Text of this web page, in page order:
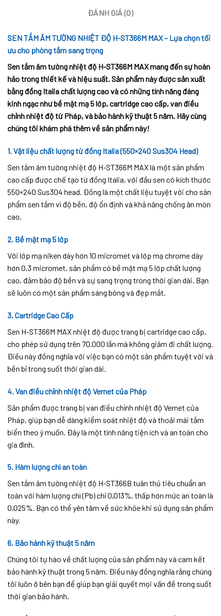
ĐÁNH GIÁ (0)
SEN TẮM ÂM TƯỜNG NHIỆT ĐỘ H-ST366M MAX – Lựa chọn tối
ưu cho phòng tắm sang trọng
Sen tắm âm tường nhiệt độ H-ST366M MAX mang đến sự hoàn
hảo trong thiết kế và hiệu suất. Sản phẩm này được sản xuất
bằng đồng Italia chất lượng cao và có những tính năng đáng
kinh ngạc như bề mặt mạ 5 lớp, cartridge cao cấp, van điều
chỉnh nhiệt độ từ Pháp, và bảo hành kỹ thuật 5 năm. Hãy cùng
chúng tôi khám phá thêm về sản phẩm này!
1. Vật liệu chất lượng từ đồng Italia (550×240 Sus304 Head)
Sen tắm âm tường nhiệt độ H-ST366M MAX là một sản phẩm
cao cấp được chế tạo từ đồng Italia, với đầu sen có kích thước
550×240 Sus304 head. Đồng là một chất liệu tuyệt vời cho sản
phẩm sen tắm vì độ bền, độ ổn định và khả năng chống ăn mòn
cao.
2. Bề mặt mạ 5 lớp
Với lớp mạ niken dày hơn 10 micromet và lớp mạ chrome dày
hơn 0,3 micromet, sản phẩm có bề mặt mạ 5 lớp chất lượng
cao, đảm bảo độ bền và sự sang trọng trong thời gian dài. Bạn
sẽ luôn có một sản phẩm sáng bóng và đẹp mắt.
3. Cartridge Cao Cấp
Sen H-ST366M MAX nhiệt độ được trang bị cartridge cao cấp,
cho phép sử dụng trên 70.000 lần mà không giảm đi chất lượng.
Điều này đồng nghĩa với việc bạn có một sản phẩm tuyệt vời và
bền bỉ trong suốt thời gian dài.
4. Van điều chỉnh nhiệt độ Vernet của Pháp
Sản phẩm được trang bị van điều chỉnh nhiệt độ Vernet của
Pháp, giúp bạn dễ dàng kiểm soát nhiệt độ và thoải mái tắm
biển theo ý muốn. Đây là một tính năng tiện ích và an toàn cho
gia đình.
5. Hàm lượng chì an toàn
Sen tắm âm tường nhiệt độ H-ST366B tuân thủ tiêu chuẩn an
toàn với hàm lượng chì (Pb) chỉ 0,013%, thấp hơn mức an toàn là
0,025%. Bạn có thể yên tâm về sức khỏe khi sử dụng sản phẩm
này.
6. Bảo hành kỹ thuật 5 năm
Chúng tôi tự hào về chất lượng của sản phẩm này và cam kết
bảo hành kỹ thuật trong 5 năm. Điều này đồng nghĩa rằng chúng
tôi luôn ở bên bạn để giúp bạn giải quyết mọi vấn đề trong suốt
thời gian bảo hành.